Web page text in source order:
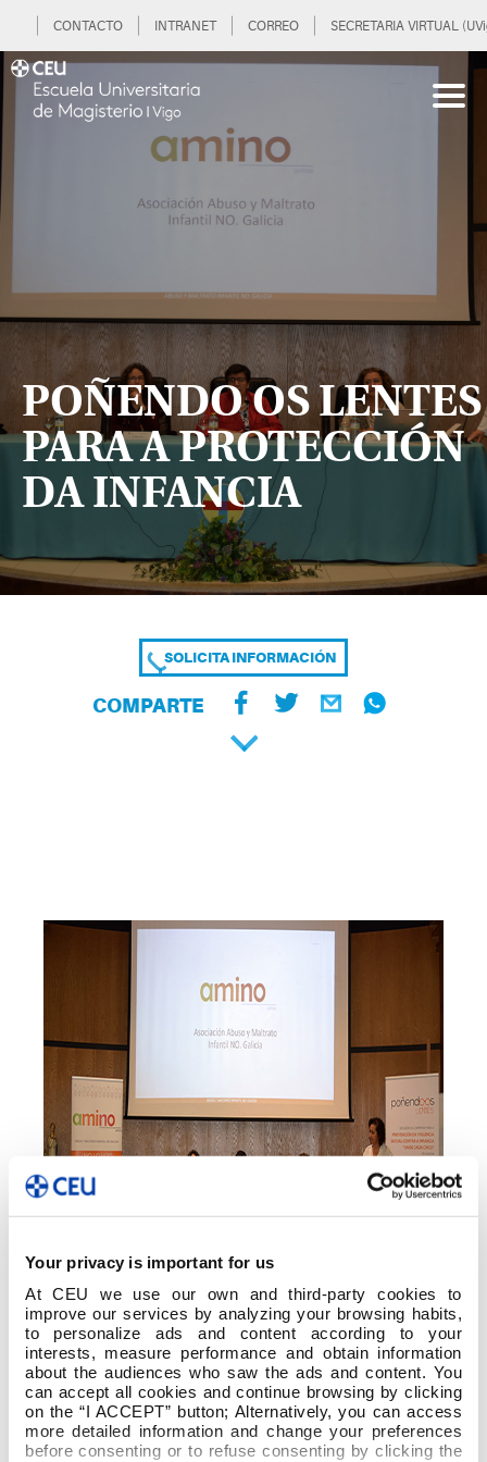
Your privacy is important for us
At CEU we use our own and third-party cookies to
improve our services by analyzing your browsing habits,
to personalize ads and content according to your
interests, measure performance and obtain information
about the audiences who saw the ads and content. You
can accept all cookies and continue browsing by clicking
on the “I ACCEPT” button; Alternatively, you can access
more detailed information and change your preferences
before consenting or to refuse consenting by clicking the
CONTACTO INTRANET CORREO SECRETARIA VIRTUAL
POÑENDO OS LENTES
PARA A PROTECCIÓN
DA INFANCIA
SOLICITA INFORMACIÓN
COMPARTE
El abuso sexual infantil es actualmente una
realidad, pero una realidad oculta, y sabemos que
sus consecuencias pueden perdurar hasta la
edad adulta y pueden afectar a todas las
dimensiones y aspectos de la vida de los niños y
niñas.